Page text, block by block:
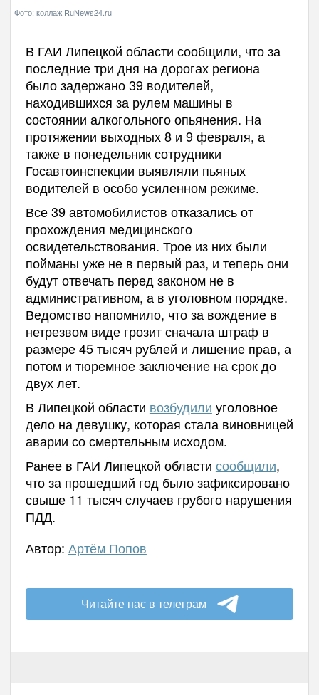
Фото: коллаж RuNews24.ru
В ГАИ Липецкой области сообщили, что за
последние три дня на дорогах региона
было задержано 39 водителей,
находившихся за рулем машины в
состоянии алкогольного опьянения. На
протяжении выходных 8 и 9 февраля, а
также в понедельник сотрудники
Госавтоинспекции выявляли пьяных
водителей в особо усиленном режиме.
Все 39 автомобилистов отказались от
прохождения медицинского
освидетельствования. Трое из них были
пойманы уже не в первый раз, и теперь они
будут отвечать перед законом не в
административном, а в уголовном порядке.
Ведомство напомнило, что за вождение в
нетрезвом виде грозит сначала штраф в
размере 45 тысяч рублей и лишение прав, а
потом и тюремное заключение на срок до
двух лет.
В Липецкой области возбудили уголовное
дело на девушку, которая стала виновницей
аварии со смертельным исходом.
Ранее в ГАИ Липецкой области сообщили,
что за прошедший год было зафиксировано
свыше 11 тысяч случаев грубого нарушения
ПДД.
Автор: Артём Попов
Читайте нас в телеграм